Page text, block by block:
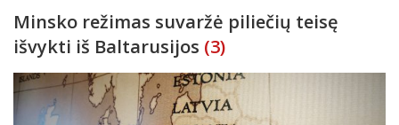
Minsko režimas suvaržė piliečių teisę
išvykti iš Baltarusijos (3)